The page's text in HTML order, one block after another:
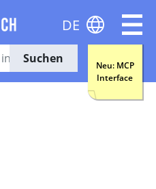
Suchen
Neu: MCP
Interface
DE